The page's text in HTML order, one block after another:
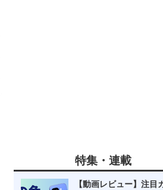
特集・連載
【動画レビュー】注目